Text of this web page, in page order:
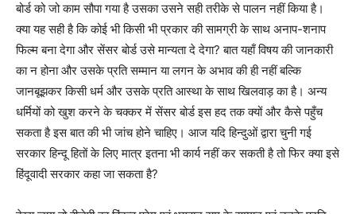
बोर्ड को जो काम सौपा गया है उसका उसने सही तरीके से पालन नहीं किया है।
क्या यह सही है कि कोई भी किसी भी प्रकार की सामग्री के साथ अनाप-शनाप
फिल्म बना देगा और सेंसर बोर्ड उसे मान्यता दे देगा? बात यहाँ विषय की जानकारी
का न होना और उसके प्रति सम्मान या लगन के अभाव की ही नहीं बल्कि
जानबूझकर किसी धर्म और उसके प्रति आस्था के साथ खिलवाड़ का है। अन्य
धर्मियों को खुश करने के चक्कर में सेंसर बोर्ड इस हद तक क्यों और कैसे पहुँच
सकता है इस बात की भी जांच होने चाहिए। आज यदि हिन्दुओं द्वारा चुनी गई
सरकार हिन्दू हितों के लिए मात्र इतना भी कार्य नहीं कर सकती है तो फिर क्या इसे
हिंदूवादी सरकार कहा जा सकता है?